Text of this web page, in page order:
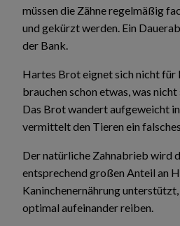
müssen die Zähne regelmäßig
und gekürzt werden. Ein
der Bank.
Hartes Brot eignet sich nicht für
brauchen schon etwas, was
Das Brot wandert aufgeweicht
vermittelt den Tieren ein
Der natürliche Zahnabrieb wird
entsprechend großen Anteil an
Kaninchenernährung
optimal aufeinander reiben.